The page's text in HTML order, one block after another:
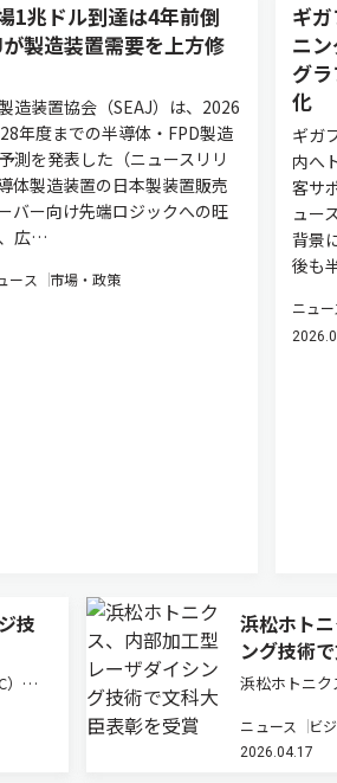
1兆ドル到達は4年前倒
製造装置需要を上方修
造装置協会（SEAJ）は、2026
年度までの半導体・FPD製造
測を発表した（ニュースリリ
体製造装置の日本製装置販売
バー向け先端ロジックへの旺
広…
ース 市場・政策
ギ
ニ
グ
化
ギガ
内へ
客サ
ュー
背景
後も
ニュー
技
）が
ポ
電力
浜松ホト
ング技術
浜松ホトニ
「内部加工型
たと発表した
ニュース ビ
2026.04.17